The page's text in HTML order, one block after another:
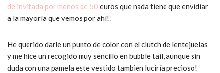
de invitada por menos de 50 euros que nada tiene que envidiar
a la mayoría que vemos por ahí!!
He querido darle un punto de color con el clutch de lentejuelas
y me hice un recogido muy sencillo en bubble tail, aunque sin
duda con una pamela este vestido también luciría precioso!